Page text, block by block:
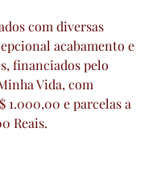
com diversas
acabamento e
financiados pelo
Vida, com
1.000,00 e parcelas a
Reais.